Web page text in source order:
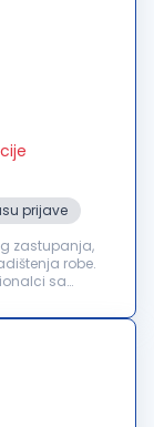
prijave
zastupanja,
robe.
sa